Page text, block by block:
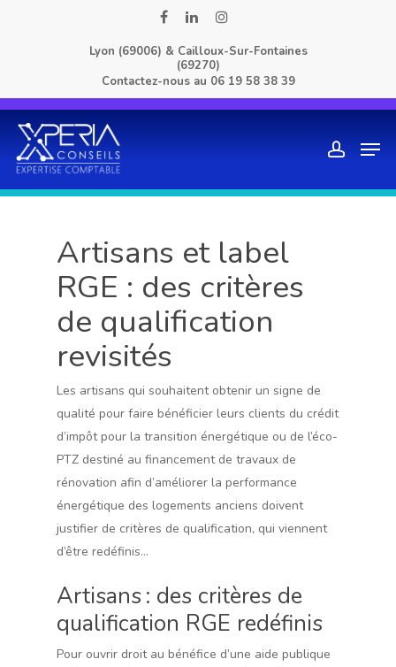
facebooklinkedininstagram
Lyon (69006) & Cailloux-Sur-Fontaines
(69270)
Contactez-nous au 06 19 58 38 39
Artisans et label
RGE : des critères
de qualification
revisités
Les artisans qui souhaitent obtenir un signe de
qualité pour faire bénéficier leurs clients du crédit
d’impôt pour la transition énergétique ou de l’éco-
PTZ destiné au financement de travaux de
rénovation afin d’améliorer la performance
énergétique des logements anciens doivent
justifier de critères de qualification, qui viennent
d’être redéfinis…
Artisans : des critères de
qualification RGE redéfinis
Pour ouvrir droit au bénéfice d’une aide publique